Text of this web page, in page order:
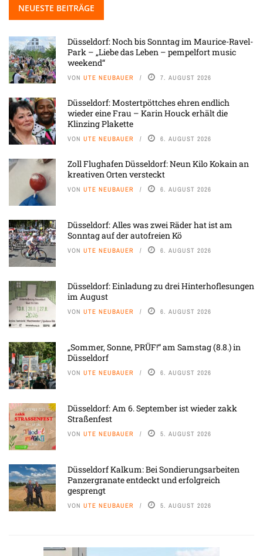
NEUESTE BEITRÄGE
Düsseldorf: Noch bis Sonntag im Maurice-Ravel-
Park – „Liebe das Leben – pempelfort music
weekend“
VON UTE NEUBAUER 7. AUGUST 2026
Düsseldorf: Mostertpöttches ehren endlich
wieder eine Frau – Karin Houck erhält die
Klinzing Plakette
VON UTE NEUBAUER 6. AUGUST 2026
Zoll Flughafen Düsseldorf: Neun Kilo Kokain an
kreativen Orten versteckt
VON UTE NEUBAUER 6. AUGUST 2026
Düsseldorf: Alles was zwei Räder hat ist am
Sonntag auf der autofreien Kö
VON UTE NEUBAUER 6. AUGUST 2026
Düsseldorf: Einladung zu drei Hinterhoflesungen
im August
VON UTE NEUBAUER 6. AUGUST 2026
„Sommer, Sonne, PRÜF!“ am Samstag (8.8.) in
Düsseldorf
VON UTE NEUBAUER 6. AUGUST 2026
Düsseldorf: Am 6. September ist wieder zakk
Straßenfest
VON UTE NEUBAUER 5. AUGUST 2026
Düsseldorf Kalkum: Bei Sondierungsarbeiten
Panzergranate entdeckt und erfolgreich
gesprengt
VON UTE NEUBAUER 5. AUGUST 2026